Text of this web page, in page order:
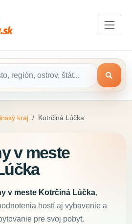
kraj Kotrčiná Lúčka
v meste
v meste Kotrčiná Lúčka,
hostí aj vybavenie a
pre svoj pobyt.